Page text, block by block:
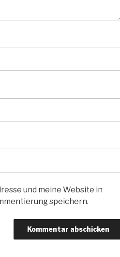
und meine Website in
speichern.